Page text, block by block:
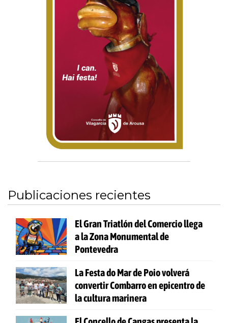
Publicaciones recientes
El Gran Triatlón del Comercio llega
a la Zona Monumental de
Pontevedra
La Festa do Mar de Poio volverá
convertir Combarro en epicentro de
la cultura marinera